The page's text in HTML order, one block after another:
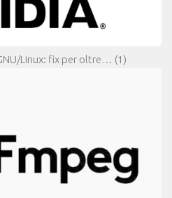
Linux: fix per oltre… (1)